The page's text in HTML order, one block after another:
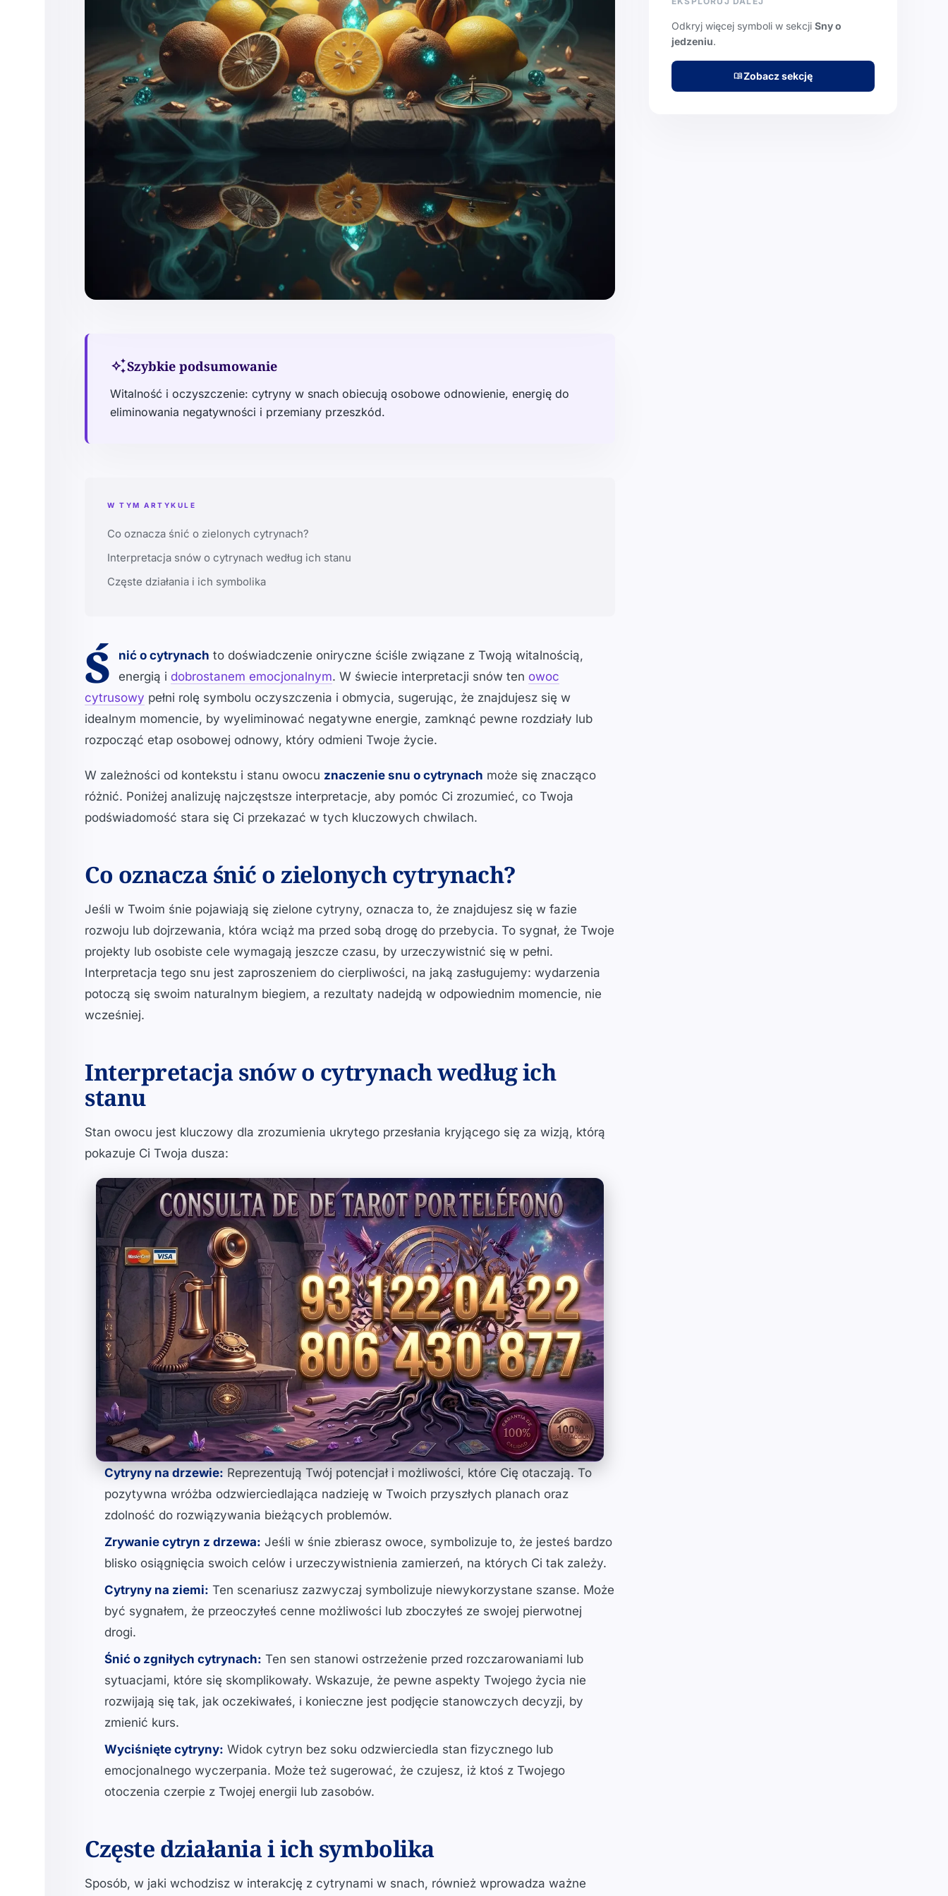
auto_awesomeSzybkie podsumowanie
Witalność i oczyszczenie: cytryny w snach obiecują osobowe odnowienie, energię do
eliminowania negatywności i przemiany przeszkód.
W TYM ARTYKULE
Co oznacza śnić o zielonych cytrynach?
Interpretacja snów o cytrynach według ich stanu
Częste działania i ich symbolika
Ś nić o cytrynach to doświadczenie oniryczne ściśle związane z Twoją witalnością,
energią i dobrostanem emocjonalnym. W świecie interpretacji snów ten owoc
cytrusowy pełni rolę symbolu oczyszczenia i obmycia, sugerując, że znajdujesz się w
idealnym momencie, by wyeliminować negatywne energie, zamknąć pewne rozdziały lub
rozpocząć etap osobowej odnowy, który odmieni Twoje życie.
W zależności od kontekstu i stanu owocu znaczenie snu o cytrynach może się znacząco
różnić. Poniżej analizuję najczęstsze interpretacje, aby pomóc Ci zrozumieć, co Twoja
podświadomość stara się Ci przekazać w tych kluczowych chwilach.
Co oznacza śnić o zielonych cytrynach?
Jeśli w Twoim śnie pojawiają się zielone cytryny, oznacza to, że znajdujesz się w fazie
rozwoju lub dojrzewania, która wciąż ma przed sobą drogę do przebycia. To sygnał, że Twoje
projekty lub osobiste cele wymagają jeszcze czasu, by urzeczywistnić się w pełni.
Interpretacja tego snu jest zaproszeniem do cierpliwości, na jaką zasługujemy: wydarzenia
potoczą się swoim naturalnym biegiem, a rezultaty nadejdą w odpowiednim momencie, nie
wcześniej.
Interpretacja snów o cytrynach według ich
stanu
Stan owocu jest kluczowy dla zrozumienia ukrytego przesłania kryjącego się za wizją, którą
pokazuje Ci Twoja dusza:
Cytryny na drzewie: Reprezentują Twój potencjał i możliwości, które Cię otaczają. To
pozytywna wróżba odzwierciedlająca nadzieję w Twoich przyszłych planach oraz
zdolność do rozwiązywania bieżących problemów.
Zrywanie cytryn z drzewa: Jeśli w śnie zbierasz owoce, symbolizuje to, że jesteś bardzo
blisko osiągnięcia swoich celów i urzeczywistnienia zamierzeń, na których Ci tak zależy.
Cytryny na ziemi: Ten scenariusz zazwyczaj symbolizuje niewykorzystane szanse. Może
być sygnałem, że przeoczyłeś cenne możliwości lub zboczyłeś ze swojej pierwotnej
drogi.
Śnić o zgniłych cytrynach: Ten sen stanowi ostrzeżenie przed rozczarowaniami lub
sytuacjami, które się skomplikowały. Wskazuje, że pewne aspekty Twojego życia nie
rozwijają się tak, jak oczekiwałeś, i konieczne jest podjęcie stanowczych decyzji, by
zmienić kurs.
Wyciśnięte cytryny: Widok cytryn bez soku odzwierciedla stan fizycznego lub
emocjonalnego wyczerpania. Może też sugerować, że czujesz, iż ktoś z Twojego
otoczenia czerpie z Twojej energii lub zasobów.
Częste działania i ich symbolika
Sposób, w jaki wchodzisz w interakcję z cytrynami w snach, również wprowadza ważne
Odkryj więcej symboli w sekcji Sny o
jedzeniu.
menu_bookZobacz sekcję